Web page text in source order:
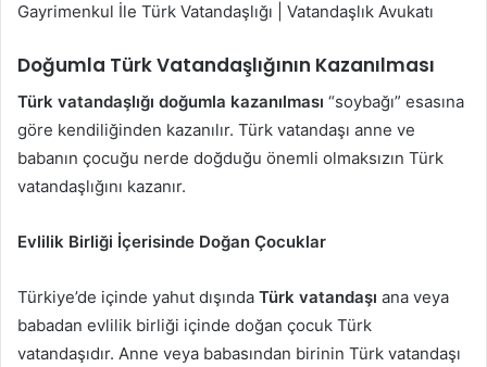
Gayrimenkul İle Türk Vatandaşlığı | Vatandaşlık Avukatı
Doğumla Türk Vatandaşlığının Kazanılması
Türk vatandaşlığı doğumla kazanılması “soybağı” esasına
göre kendiliğinden kazanılır. Türk vatandaşı anne ve
babanın çocuğu nerde doğduğu önemli olmaksızın Türk
vatandaşlığını kazanır.
Evlilik Birliği İçerisinde Doğan Çocuklar
Türkiye’de içinde yahut dışında Türk vatandaşı ana veya
babadan evlilik birliği içinde doğan çocuk Türk
vatandaşıdır. Anne veya babasından birinin Türk vatandaşı